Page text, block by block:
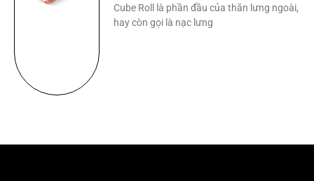
Cube Roll là phần đầu của thăn lưng ngoài,
hay còn gọi là nạc lưng